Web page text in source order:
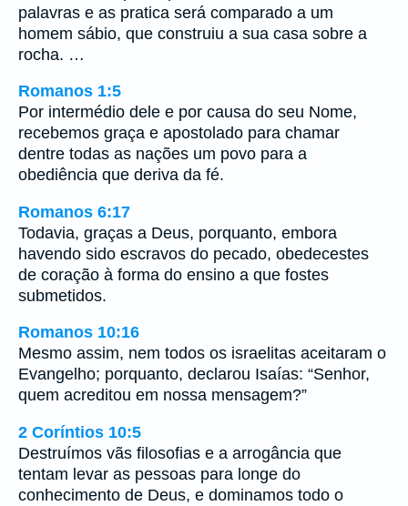
palavras e as pratica será comparado a um
homem sábio, que construiu a sua casa sobre a
rocha. …
Romanos 1:5
Por intermédio dele e por causa do seu Nome,
recebemos graça e apostolado para chamar
dentre todas as nações um povo para a
obediência que deriva da fé.
Romanos 6:17
Todavia, graças a Deus, porquanto, embora
havendo sido escravos do pecado, obedecestes
de coração à forma do ensino a que fostes
submetidos.
Romanos 10:16
Mesmo assim, nem todos os israelitas aceitaram o
Evangelho; porquanto, declarou Isaías: “Senhor,
quem acreditou em nossa mensagem?”
2 Coríntios 10:5
Destruímos vãs filosofias e a arrogância que
tentam levar as pessoas para longe do
conhecimento de Deus, e dominamos todo o